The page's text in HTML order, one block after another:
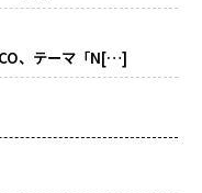
、テーマ「N[…]